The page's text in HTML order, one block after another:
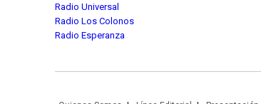
Radio Universal
Radio Los Colonos
Radio Esperanza